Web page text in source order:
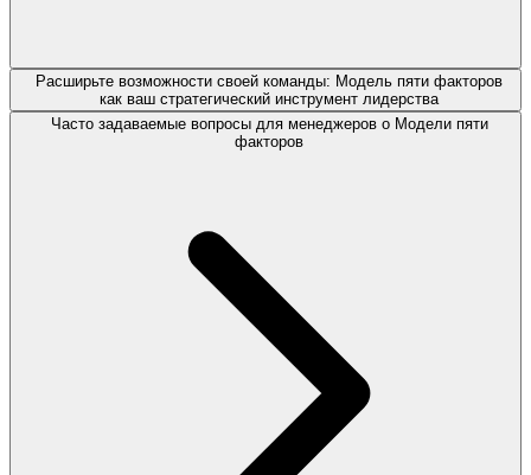
Расширьте возможности своей команды: Модель пяти факторов
как ваш стратегический инструмент лидерства
Часто задаваемые вопросы для менеджеров о Модели пяти
факторов